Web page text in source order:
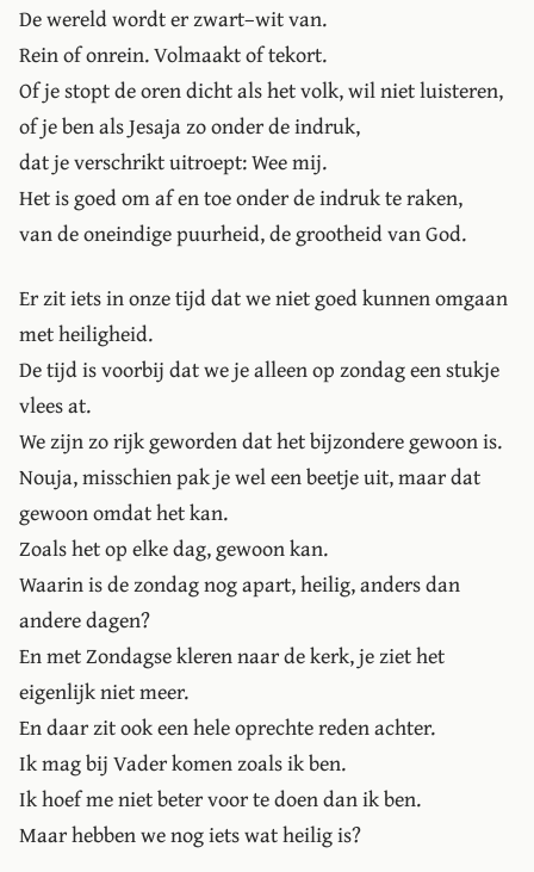
De wereld wordt er zwart–wit van.
Rein of onrein. Volmaakt of tekort.
Of je stopt de oren dicht als het volk, wil niet luisteren,
of je ben als Jesaja zo onder de indruk,
dat je verschrikt uitroept: Wee mij.
Het is goed om af en toe onder de indruk te raken,
van de oneindige puurheid, de grootheid van God.
Er zit iets in onze tijd dat we niet goed kunnen omgaan
met heiligheid.
De tijd is voorbij dat we je alleen op zondag een stukje
vlees at.
We zijn zo rijk geworden dat het bijzondere gewoon is.
Nouja, misschien pak je wel een beetje uit, maar dat
gewoon omdat het kan.
Zoals het op elke dag, gewoon kan.
Waarin is de zondag nog apart, heilig, anders dan
andere dagen?
En met Zondagse kleren naar de kerk, je ziet het
eigenlijk niet meer.
En daar zit ook een hele oprechte reden achter.
Ik mag bij Vader komen zoals ik ben.
Ik hoef me niet beter voor te doen dan ik ben.
Maar hebben we nog iets wat heilig is?